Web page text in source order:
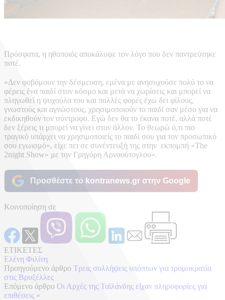
Πρόσφατα, η ηθοποιός αποκάλυψε τον λόγο που δεν παντρεύτηκε
ποτέ.
«Δεν φοβόμουν την δέσμευση, εμένα με ανησυχούσε πολύ το να
φέρεις ένα παιδί στον κόσμο και μετά να χωρίσεις και μπορεί να
πληγωθεί η ψυχούλα του και πολλές φορές έχω δει φίλους,
γνωστούς και αγνώστους, χρησιμοποιούν το παιδί σαν μέσο για να
εκδικηθούν τον σύντροφο. Εγώ δεν θα το έκανα ποτέ, αλλά ποτέ
δεν ξέρεις τι μπορεί να γίνει στον άλλον. Το θεωρώ ό,τι πιο
τραγικό υπάρχει να χρησιμοποιείς το παιδί σου για τον προσωπικό
σου εγωισμό», είχε πει σε συνέντευξή της στην εκπομπή «The
2night Show» με τον Γρηγόρη Αρναούτογλου».
Προσθέστε το kontranews.gr στην Google
Κοινοποίηση σε
ΕΤΙΚΕΤΕΣ
Ελένη Φιλίνη
Προηγούμενο άρθρο Τρεις συλλήψεις υπόπτων για τρομοκρατία
στις Βρυξέλλες
Επόμενο άρθρο Οι Αρχές της Ταϊλάνδης είχαν πληροφορίες για
επιθέσεις »